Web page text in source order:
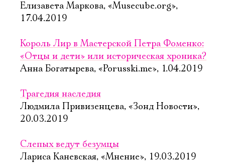
Елизавета Маркова, «Musecube.org»,
17.04.2019
Король Лир в Мастерской Петра Фоменко:
«Отцы и дети» или историческая хроника?
Анна Богатырева, «Porusski.me», 1.04.2019
Трагедия наследия
Людмила Привизенцева, «Зонд Новости»,
20.03.2019
Слепых ведут безумцы
Лариса Каневская, «Мнение», 19.03.2019